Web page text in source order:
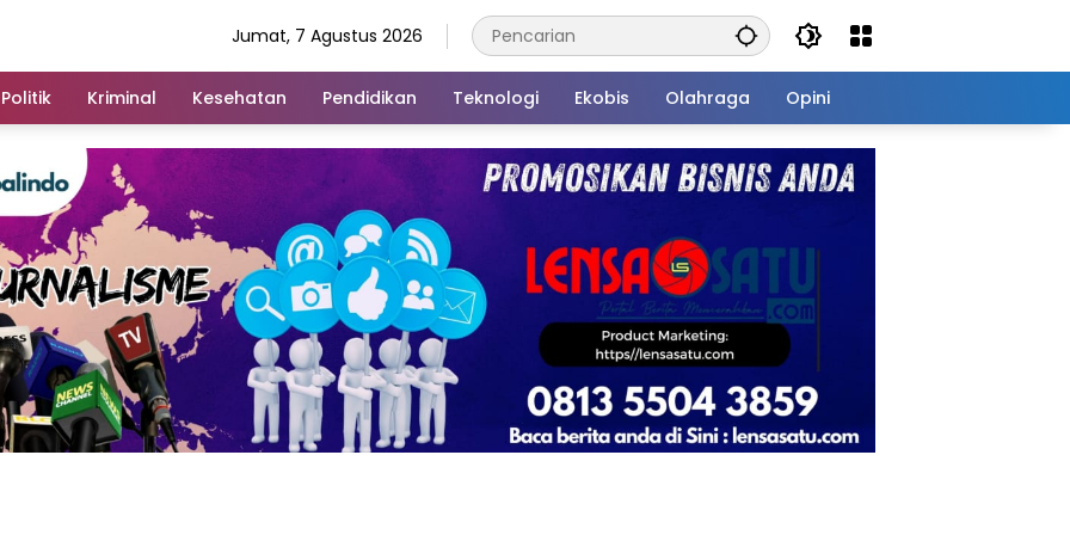
Jumat, 7 Agustus 2026
Politik Kriminal Kesehatan Pendidikan Teknologi Ekobis Olahraga Opini